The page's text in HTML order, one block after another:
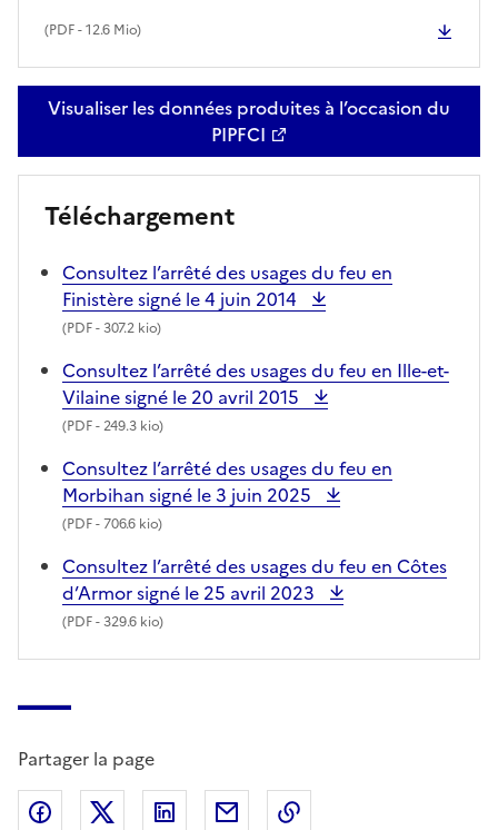
(PDF- 12.6 Mio)
Visualiser les données produites à l’occasion du
PIPFCI
Téléchargement
Consultez l’arrêté des usages du feu en
Finistère signé le 4 juin 2014
(PDF- 307.2 kio)
Consultez l’arrêté des usages du feu en Ille-et-
Vilaine signé le 20 avril 2015
(PDF- 249.3 kio)
Consultez l’arrêté des usages du feu en
Morbihan signé le 3 juin 2025
(PDF- 706.6 kio)
Consultez l’arrêté des usages du feu en Côtes
d’Armor signé le 25 avril 2023
(PDF- 329.6 kio)
Partager la page
Partager sur Facebook
Partager sur X (anciennement Twitter)
Partager sur LinkedIn
Partager par email